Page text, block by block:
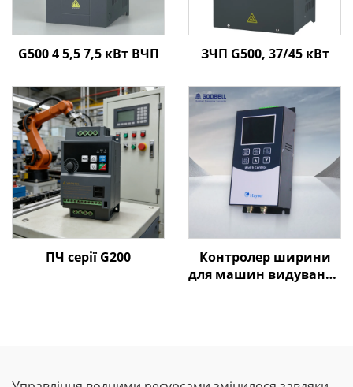
G500 4 5,5 7,5 кВт ВЧП ЗЧП G500, 37/45 кВт
ПЧ серії G200
Контролер ширини
для машин видування